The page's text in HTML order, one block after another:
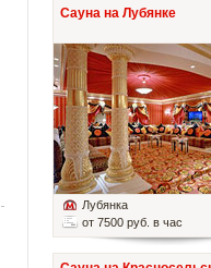
Сауна на Лубянке
Лубянка
от 7500 руб. в час